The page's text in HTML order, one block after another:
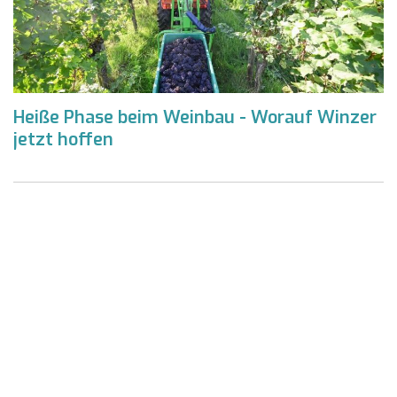
Heiße Phase beim Weinbau - Worauf Winzer
jetzt hoffen